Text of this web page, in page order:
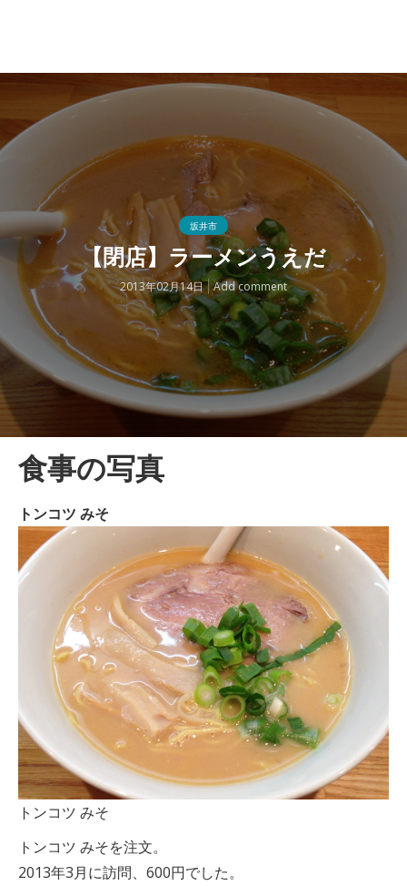
坂井市
【閉店】ラーメンうえだ
2013年02月14日 Add comment
食事の写真
トンコツ みそ
トンコツ みそ
トンコツ みそを注文。
2013年3月に訪問、600円でした。